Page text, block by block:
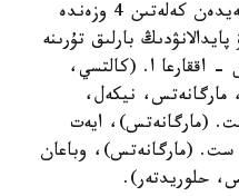
ال لاستانۋدىڭ «5+» كلاسى رەسەيدەن كەلەتىن 4 وزەندە
بارلىق تۇرىنە
- اققارعا ا. (كالتسي،
مارگانەتس، نيكەل،
(مارگانەتس)، ايەت
ست. (مارگانەتس)، وباعان
حلوريدتەر).